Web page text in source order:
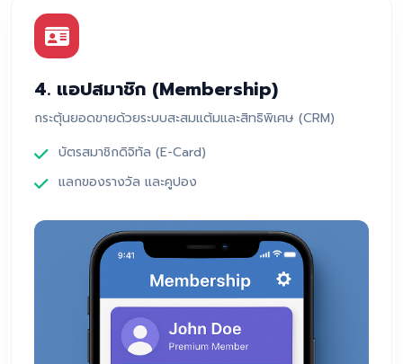
4. แอปสมาชิก (Membership)
กระตุ้นยอดขายด้วยระบบสะสมแต้มและสิทธิพิเศษ (CRM)
บัตรสมาชิกดิจิทัล (E-Card)
แลกของรางวัล และคูปอง